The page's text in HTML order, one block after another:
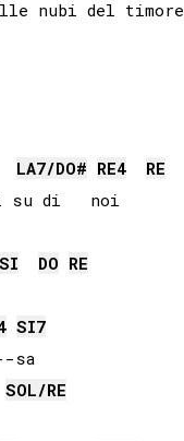
nubi del timore
LA7/DO# RE4
RE
su di   noi
SI DO RE
SI7
SOL/RE